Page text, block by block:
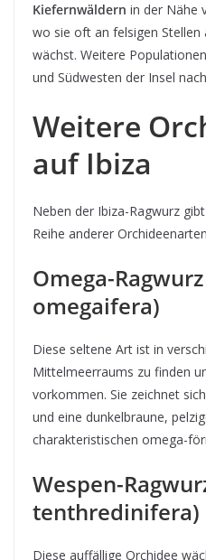
Kiefernwäldern in der Nähe
wo sie oft an felsigen Stellen
wächst. Weitere
und Südwesten der Insel
Weitere
auf Ibiza
Neben der Ibiza-Ragwurz
Reihe anderer
Omega-
omegaifera)
Diese seltene Art ist in
Mittelmeerraums zu finden
vorkommen. Sie zeichnet
und eine dunkelbraune,
charakteristischen omega-
Wespen-
tenthredinifera)
Diese auffällige Orchidee